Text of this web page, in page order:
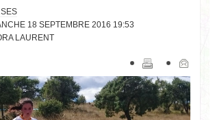
18 SEPTEMBRE 2016 19:53
LAURENT